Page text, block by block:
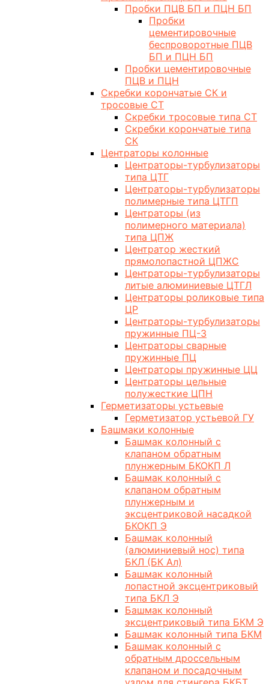
Пробки ПЦВ БП и ПЦН БП
Пробки
цементировочные
беспроворотные ПЦВ
БП и ПЦН БП
Пробки цементировочные
ПЦВ и ПЦН
Скребки корончатые СК и
тросовые СТ
Скребки тросовые типа СТ
Скребки корончатые типа
СК
Центраторы колонные
Центраторы-турбулизаторы
типа ЦТГ
Центраторы-турбулизаторы
полимерные типа ЦТГП
Центраторы (из
полимерного материала)
типа ЦПЖ
Центратор жесткий
прямолопастной ЦПЖС
Центраторы-турбулизаторы
литые алюминиевые ЦТГЛ
Центраторы роликовые типа
ЦР
Центраторы-турбулизаторы
пружинные ПЦ-3
Центраторы сварные
пружинные ПЦ
Центраторы пружинные ЦЦ
Центраторы цельные
полужесткие ЦПН
Герметизаторы устьевые
Герметизатор устьевой ГУ
Башмаки колонные
Башмак колонный с
клапаном обратным
плунжерным БКОКП Л
Башмак колонный с
клапаном обратным
плунжерным и
эксцентриковой насадкой
БКОКП Э
Башмак колонный
(алюминиевый нос) типа
БКЛ (БК Ал)
Башмак колонный
лопастной эксцентриковый
типа БКЛ Э
Башмак колонный
эксцентриковый типа БКМ Э
Башмак колонный типа БКМ
Башмак колонный с
обратным дроссельным
клапаном и посадочным